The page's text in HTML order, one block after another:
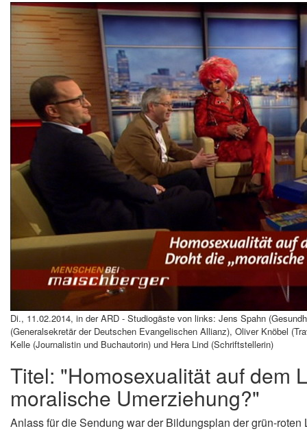
Di., 11.02.2014, in der ARD - Studiogäste von links: Jens Spahn
(Generalsekretär der Deutschen Evangelischen Allianz), Oliver Knöbel
Kelle (Journalistin und Buchautorin) und Hera Lind (Schriftstellerin)
Titel: "Homosexualität auf dem
moralische Umerziehung?"
Anlass für die Sendung war der Bildungsplan der grün-